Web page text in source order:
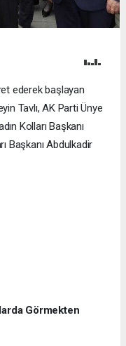
ederek başlayan
Tavlı, AK Parti Ünye
Kolları Başkanı
Başkanı Abdulkadir
Görmekten